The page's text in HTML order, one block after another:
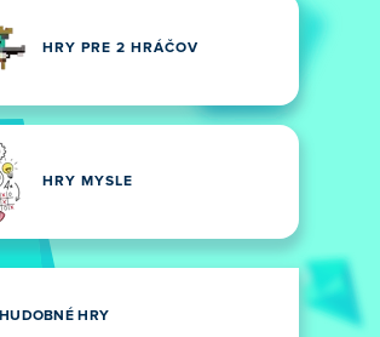
HRY PRE 2 HRÁČOV
HRY MYSLE
HUDOBNÉ HRY